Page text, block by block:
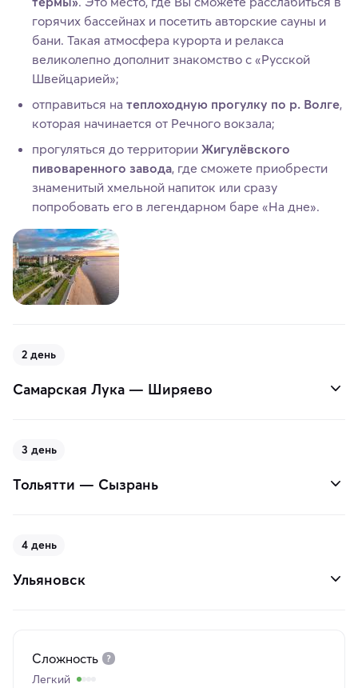
горячих бассейнах и посетить авторские сауны и
бани. Такая атмосфера курорта и релакса
великолепно дополнит знакомство с «Русской
Швейцарией»;
отправиться на теплоходную прогулку по р. Волге,
которая начинается от Речного вокзала;
прогуляться до территории Жигулёвского
пивоваренного завода, где сможете приобрести
знаменитый хмельной напиток или сразу
попробовать его в легендарном баре «На дне».
2 день
Самарская Лука — Ширяево
3 день
Тольятти — Сызрань
4 день
Ульяновск
Сложность
Легкий